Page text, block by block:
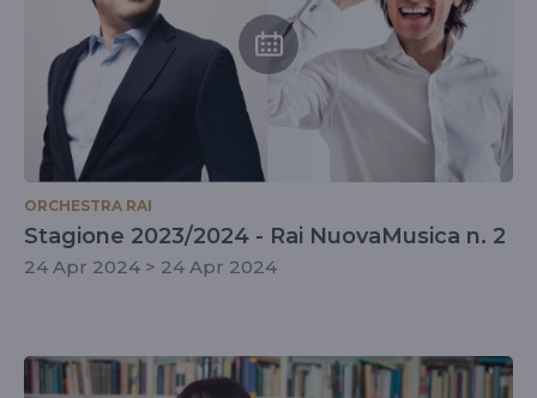
ORCHESTRA RAI
Stagione 2023/2024 - Rai NuovaMusica n. 2
24 Apr 2024 > 24 Apr 2024